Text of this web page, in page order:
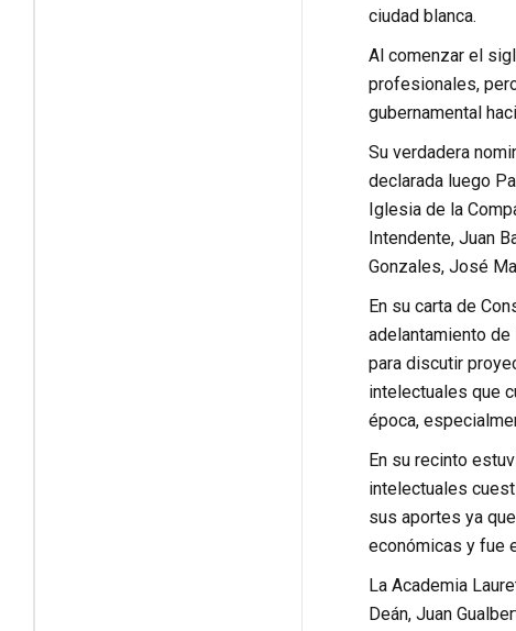
ciudad blanca.
Al comenzar el
profesionales,
gubernamental
Su verdadera
declarada luego
Iglesia de la
Intendente, Juan
Gonzales, José
En su carta de
adelantamiento
para discutir
intelectuales que
época,
En su recinto
intelectuales
sus aportes ya
económicas y fue
La Academia
Deán, Juan